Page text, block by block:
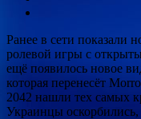
Ранее в сети показали
ролевой игры с
ещё появилось новое
которая перенесёт
2042 нашли тех самых
Украинцы оскорбились,